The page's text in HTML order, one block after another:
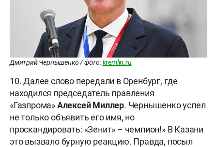
Дмитрий Чернышенко / фото:kremlin.ru
10. Далее слово передали в Оренбург, где
находился председатель правления
«Газпрома»Алексей Миллер. Чернышенко успел
не только объявить его имя, но
проскандировать: «Зенит» – чемпион!» В Казани
это вызвало бурную реакцию. Правда, посыл